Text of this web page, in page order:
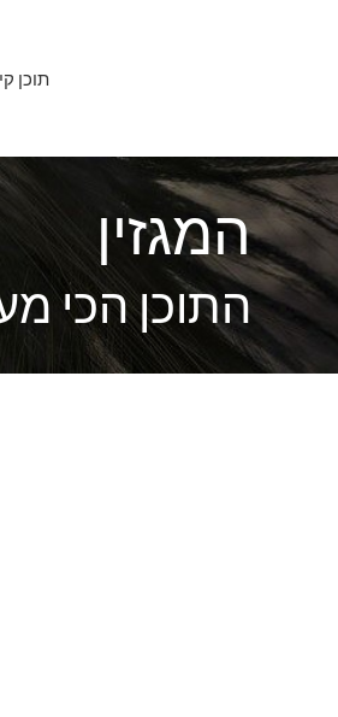
תוכן
המגזין
התוכן הכי